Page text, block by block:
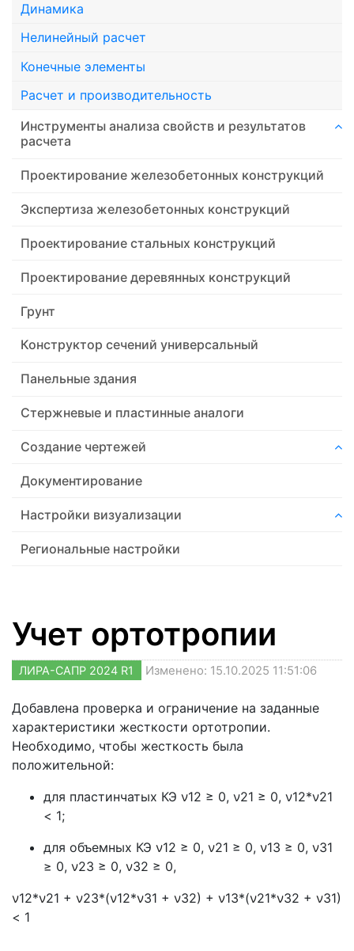
Динамика
Нелинейный расчет
Конечные элементы
Расчет и производительность
Инструменты анализа свойств и результатов
расчета
Проектирование железобетонных конструкций
Экспертиза железобетонных конструкций
Проектирование стальных конструкций
Проектирование деревянных конструкций
Грунт
Конструктор сечений универсальный
Панельные здания
Стержневые и пластинные аналоги
Создание чертежей
Документирование
Настройки визуализации
Региональные настройки
Учет ортотропии
ЛИРА-САПР 2024 R1 Изменено: 15.10.2025 11:51:06
Добавлена проверка и ограничение на заданные
характеристики жесткости ортотропии.
Необходимо, чтобы жесткость была
положительной:
для пластинчатых КЭ ν12 ≥ 0, ν21 ≥ 0, ν12*ν21
< 1;
для объемных КЭ ν12 ≥ 0, ν21 ≥ 0, ν13 ≥ 0, ν31
≥ 0, ν23 ≥ 0, ν32 ≥ 0,
ν12*ν21 + ν23*(ν12*ν31 + ν32) + ν13*(ν21*ν32 + ν31)
< 1